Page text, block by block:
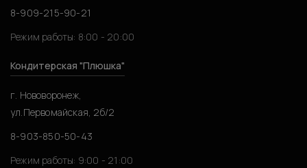
8-909-215-90-21
Режим работы: 8:00 - 20:00
Кондитерская "Плюшка"
г. Нововоронеж,
ул.Первомайская, 2б/2
8-903-850-50-43
Режим работы: 9:00 - 21:00